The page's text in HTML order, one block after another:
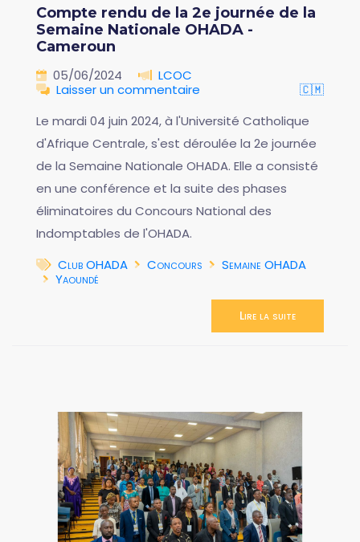
Compte rendu de la 2e journée de la
Semaine Nationale OHADA -
Cameroun
05/06/2024
LCOC
Laisser un commentaire
🇨🇲
Le mardi 04 juin 2024, à l'Université Catholique
d'Afrique Centrale, s'est déroulée la 2e journée
de la Semaine Nationale OHADA. Elle a consisté
en une conférence et la suite des phases
éliminatoires du Concours National des
Indomptables de l'OHADA.
Club OHADA
Concours
Semaine OHADA
Yaoundé
Lire la suite